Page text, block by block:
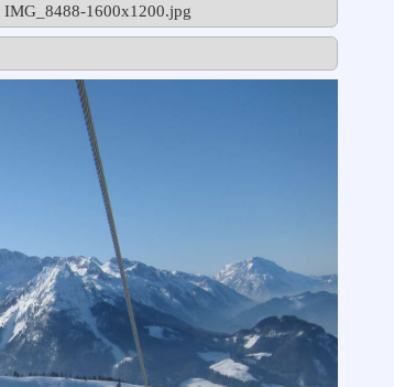
IMG_8488-1600x1200.jpg